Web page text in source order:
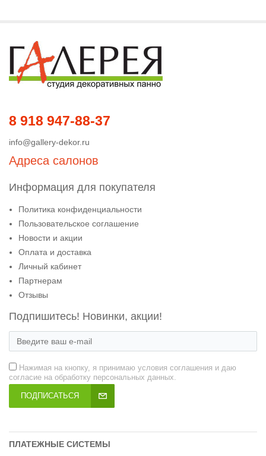
8 918 947-88-37
info@gallery-dekor.ru
Адреса салонов
Информация для покупателя
Политика конфиденциальности
Пользовательское соглашение
Новости и акции
Оплата и доставка
Личный кабинет
Партнерам
Отзывы
Подпишитесь! Новинки, акции!
Нажимая на кнопку, я принимаю условия соглашения и даю
согласие на обработку персональных данных.
ПОДПИСАТЬСЯ
ПЛАТЕЖНЫЕ СИСТЕМЫ